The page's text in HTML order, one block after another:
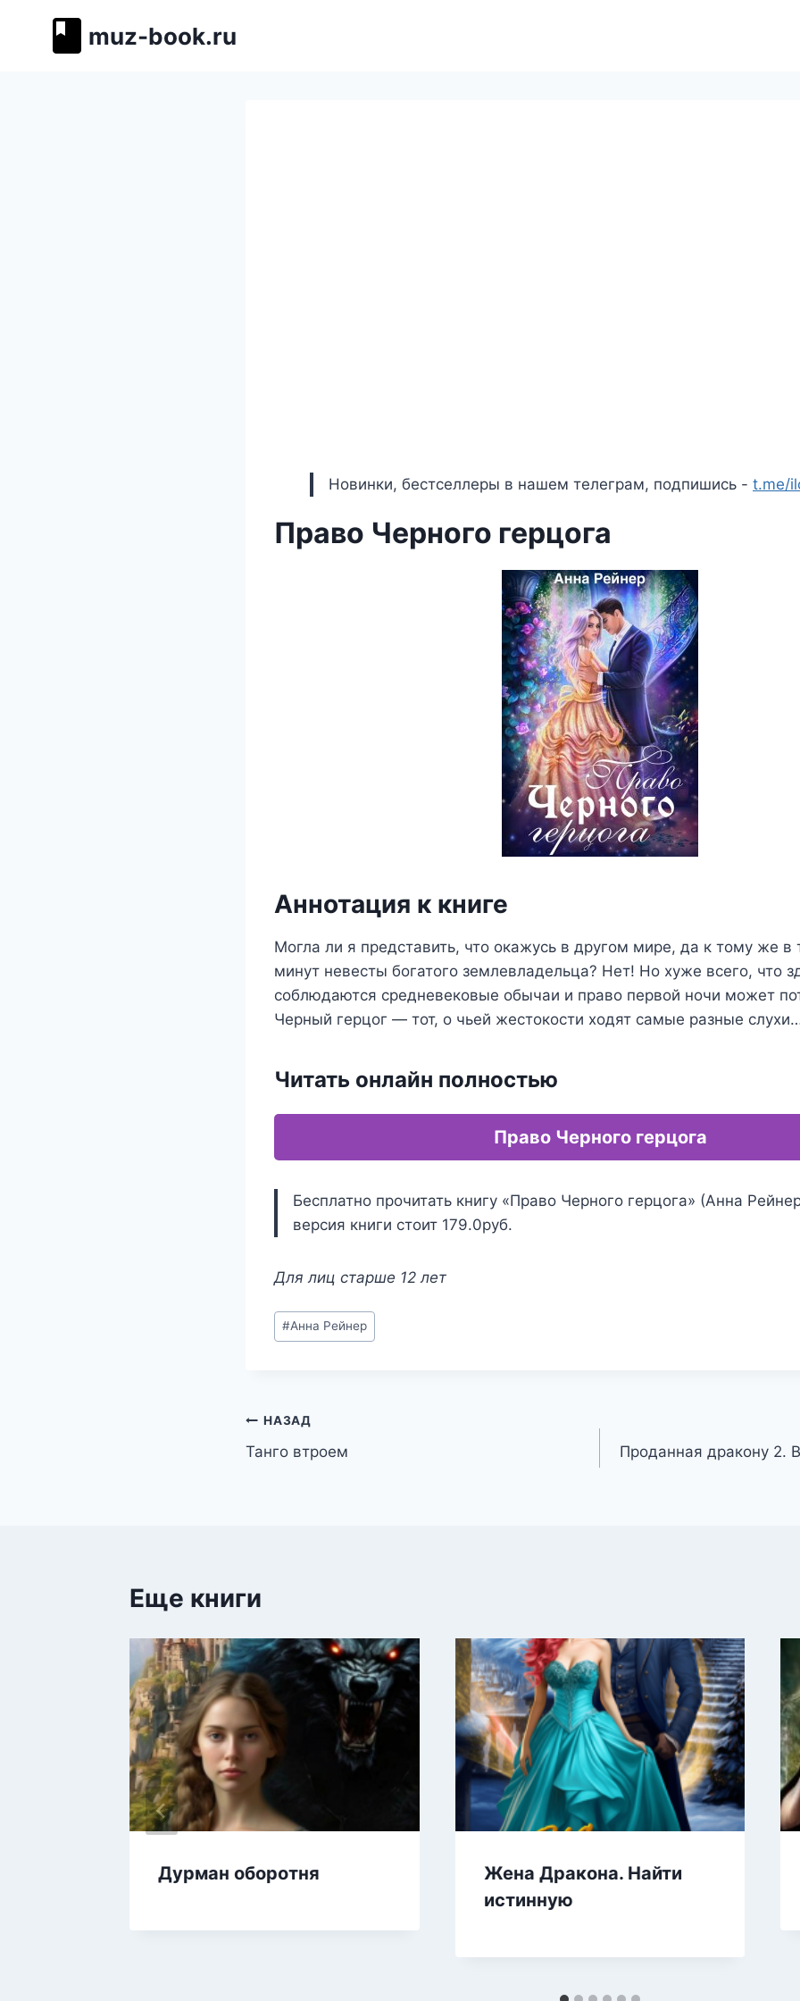
muz-book.ru
Новинки, бестселлеры в нашем телеграм, подпишись - t.me/
Право Черного герцога
Аннотация к книге
Могла ли я представить, что окажусь в другом мире, да к тому же в
минут невесты богатого землевладельца? Нет! Но хуже всего, что
соблюдаются средневековые обычаи и право первой ночи может
Черный герцог — тот, о чьей жестокости ходят самые разные
Читать онлайн полностью
Право Черного герцога
Бесплатно прочитать книгу «Право Черного герцога» (Анна
версия книги стоит 179.0руб.
Для лиц старше 12 лет
Метки
записи:
#Анна Рейнер
Навигация
по
НАЗАД
Танго втроем
Проданная дракону 2.
Еще книги
Дурман оборотня
Жена Дракона. Найти
истинную